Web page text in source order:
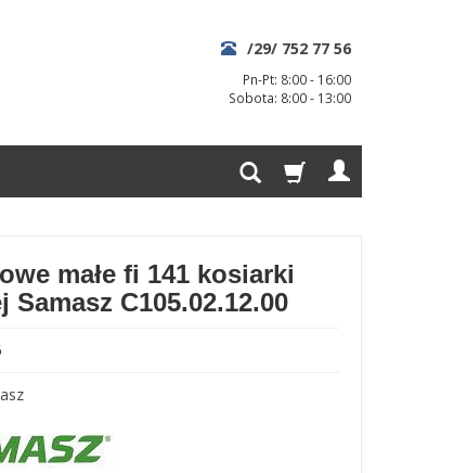
/29/ 752 77 56
Pn-Pt: 8:00 - 16:00
Sobota: 8:00 - 13:00
małe fi 141 kosiarki
Samasz C105.02.12.00